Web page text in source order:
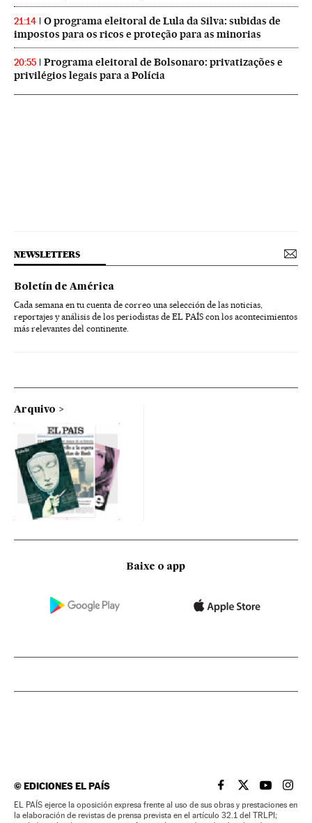
21:14
O programa eleitoral de Lula da Silva: subidas de
impostos para os ricos e proteção para as minorias
20:55
Programa eleitoral de Bolsonaro: privatizações e
privilégios legais para a Polícia
NEWSLETTERS
Boletín de América
Cada semana en tu cuenta de correo una selección de las noticias,
reportajes y análisis de los periodistas de EL PAÍS con los acontecimientos
más relevantes del continente.
Arquivo
Baixe o app
©EDICIONES EL PAÍS EL PAÍS BRASIL EN
EL PAÍSEL PAÍS
EL
EL PAÍS ejerce la oposición expresa frente al uso de sus obras y prestaciones en
la elaboración de revistas de prensa prevista en el artículo 32.1 del TRLPI;